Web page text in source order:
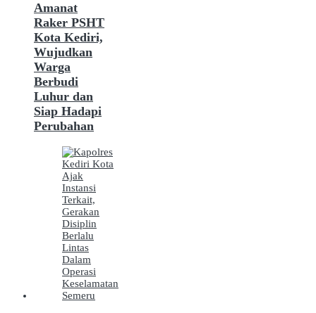
Amanat
Raker PSHT
Kota Kediri,
Wujudkan
Warga
Berbudi
Luhur dan
Siap Hadapi
Perubahan